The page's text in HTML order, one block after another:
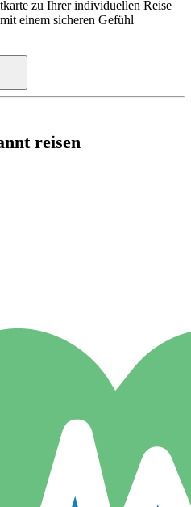
zu Ihrer individuellen Reise
einem sicheren Gefühl
reisen